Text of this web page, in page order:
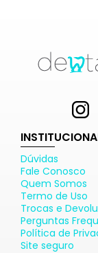
Dúvidas
Fale Conosco
Quem Somos
Termo de Uso
Trocas e
Perguntas
Política de
Site seguro